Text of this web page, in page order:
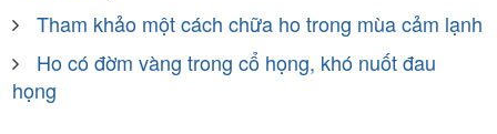
Tham khảo một cách chữa ho trong mùa cảm lạnh
Ho có đờm vàng trong cổ họng, khó nuốt đau
họng